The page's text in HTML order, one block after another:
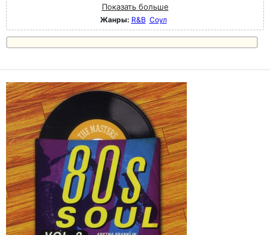
Показать больше
Жанры: R&B Соул